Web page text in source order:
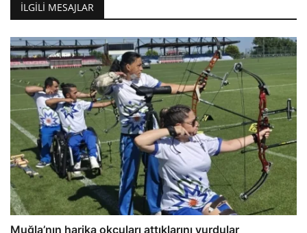
İLGILI MESAJLAR
Muğla’nın harika okçuları attıklarını vurdular